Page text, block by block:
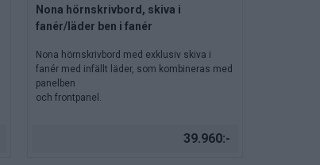
Nona hörnskrivbord, skiva i
fanér/läder ben i fanér
Nona hörnskrivbord med exklusiv skiva i
fanér med infällt läder, som kombineras med
panelben
och frontpanel.
39.960:-